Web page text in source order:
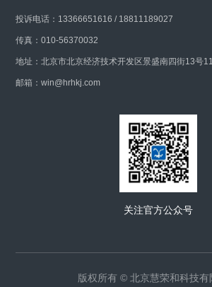
投诉电话：13366651616 / 18811189027
传真：010-56370032
地址：北京市北京经济技术开发区景盛南四街13号
邮箱：win@hrhkj.com
关注官方公众号
版权所有 © 北京慧荣和科技有